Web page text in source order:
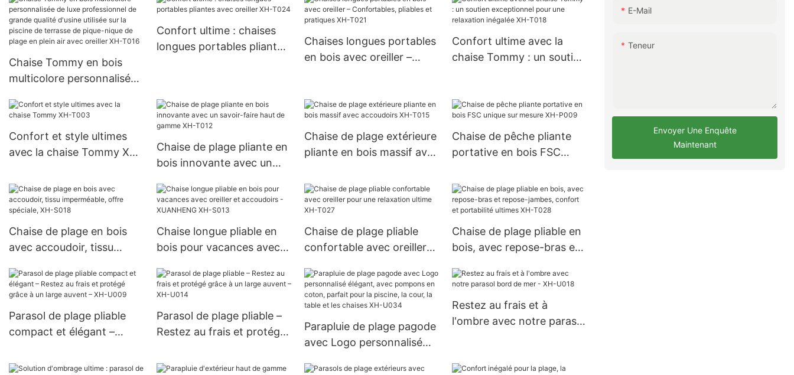
Chaise Tommy en bois
multicolore personnalisée
grande qualité d'usine
terrasse de pique-nique de
plage en plein air avec
Confort ultime : chaises
longues portables pliantes
Chaises longues portables
en bois avec oreiller –
Confort ultime avec la
chaise Tommy : un soutien
T018
Confort et style ultimes
avec la chaise Tommy XH-
Chaise de plage pliante en
bois innovante avec un
gamme XH-T012
Chaise de plage extérieure
pliante en bois massif avec
Chaise de pêche pliante
portative en bois FSC
P009
Chaise de plage en bois
avec accoudoir, tissu
spéciale, XH-S018
Chaise longue pliable en
bois pour vacances avec
XUANHENG XH-S013
Chaise de plage pliable
confortable avec oreiller
XH-T027
Chaise de plage pliable en
bois, avec repose-bras et
portabilité ultimes XH-
Parasol de plage pliable
compact et élégant –
grâce à un large auvent – ​​
Parasol de plage pliable –
Restez au frais et protégé
XH-U014
Parapluie de plage pagode
avec Logo personnalisé
Restez au frais et à
l'ombre avec notre parasol
E-Mail
Teneur
Envoyer Une Enquête
Maintenant